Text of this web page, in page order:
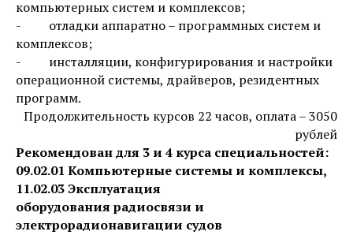
компьютерных систем и комплексов;
- отладки аппаратно – программных систем и
комплексов;
- инсталляции, конфигурирования и настройки
операционной системы, драйверов, резидентных
программ.
Продолжительность курсов 22 часов, оплата – 3050
рублей
Рекомендован для 3 и 4 курса специальностей:
09.02.01 Компьютерные системы и комплексы,
11.02.03 Эксплуатация
оборудования радиосвязи и
электрорадионавигации судов